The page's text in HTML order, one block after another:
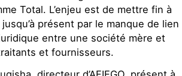
Total. L’enjeu est de mettre fin à
présent par le manque de lien
entre une société mère et
et fournisseurs.